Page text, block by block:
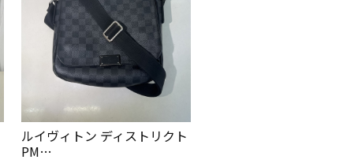
ルイヴィトン ディストリクト
PM…